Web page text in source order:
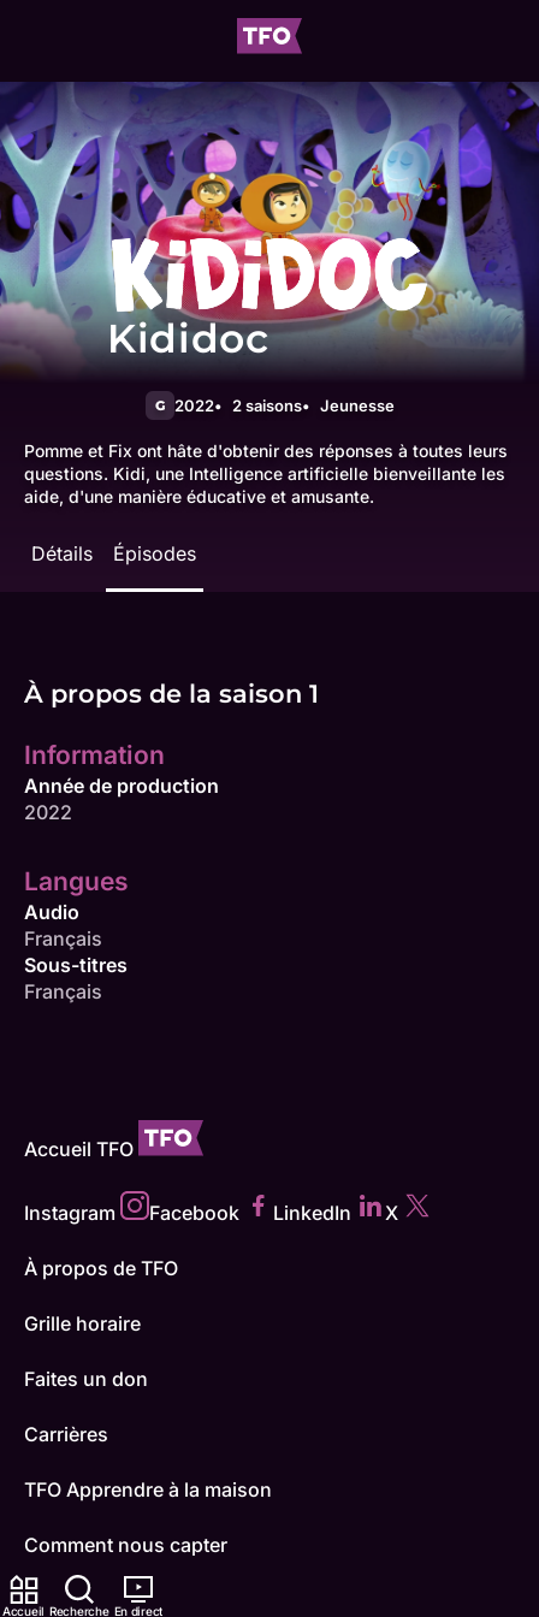
Accueil Recherche En direct
Kididoc
G 2022 2 saisons Jeunesse
Pomme et Fix ont hâte d'obtenir des réponses à toutes leurs
questions. Kidi, une Intelligence artificielle bienveillante les
aide, d'une manière éducative et amusante.
Détails Épisodes
À propos de la saison 1
Information
Année de production
2022
Langues
Audio
Français
Sous-titres
Français
Accueil TFO
Instagram Facebook LinkedIn X
À propos de TFO
Grille horaire
Faites un don
Carrières
TFO Apprendre à la maison
Comment nous capter
Contactez-nous